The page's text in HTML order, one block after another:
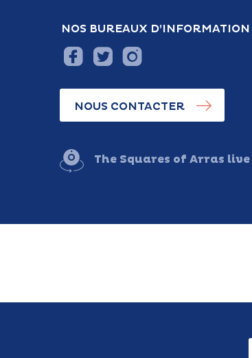
NOS BUREAUX D’INFORMATION
NOUS CONTACTER
The Squares of Arras live